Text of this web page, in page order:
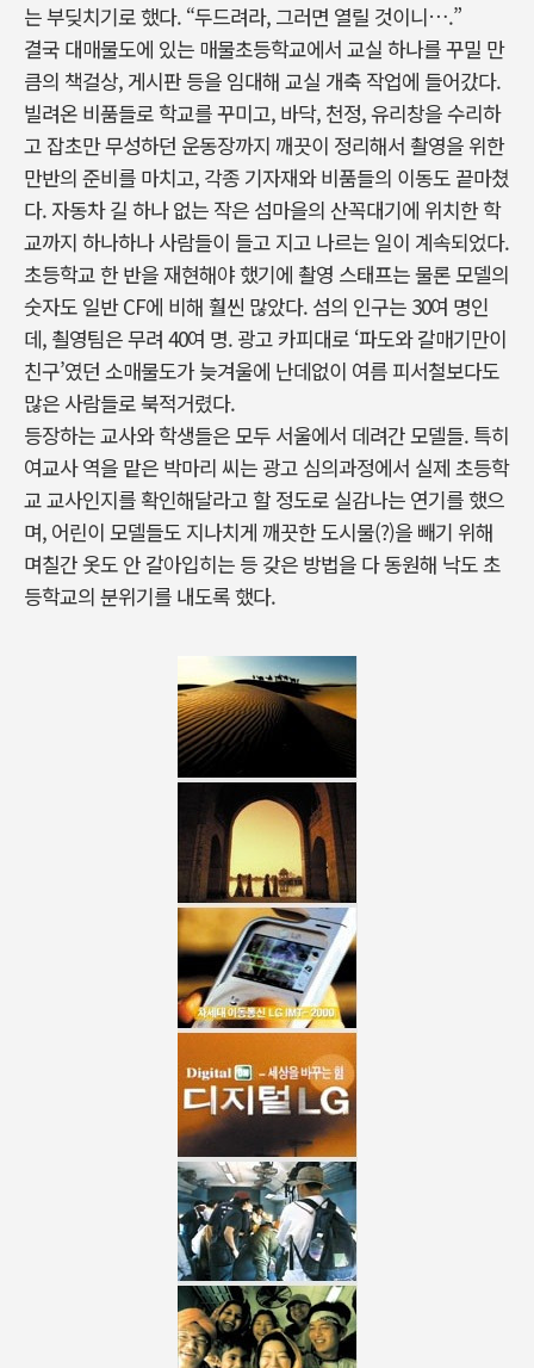
는 부딪치기로 했다. “두드려라, 그러면 열릴 것이니….”
결국 대매물도에 있는 매물초등학교에서 교실 하나를 꾸밀 만
큼의 책걸상, 게시판 등을 임대해 교실 개축 작업에 들어갔다.
빌려온 비품들로 학교를 꾸미고, 바닥, 천정, 유리창을 수리하
고 잡초만 무성하던 운동장까지 깨끗이 정리해서 촬영을 위한
만반의 준비를 마치고, 각종 기자재와 비품들의 이동도 끝마쳤
다. 자동차 길 하나 없는 작은 섬마을의 산꼭대기에 위치한 학
교까지 하나하나 사람들이 들고 지고 나르는 일이 계속되었다.
초등학교 한 반을 재현해야 했기에 촬영 스태프는 물론 모델의
숫자도 일반 CF에 비해 훨씬 많았다. 섬의 인구는 30여 명인
데, 쵤영팀은 무려 40여 명. 광고 카피대로 ‘파도와 갈매기만이
친구’였던 소매물도가 늦겨울에 난데없이 여름 피서철보다도
많은 사람들로 북적거렸다.
등장하는 교사와 학생들은 모두 서울에서 데려간 모델들. 특히
여교사 역을 맡은 박마리 씨는 광고 심의과정에서 실제 초등학
교 교사인지를 확인해달라고 할 정도로 실감나는 연기를 했으
며, 어린이 모델들도 지나치게 깨끗한 도시물(?)을 빼기 위해
며칠간 옷도 안 갈아입히는 등 갖은 방법을 다 동원해 낙도 초
등학교의 분위기를 내도록 했다.